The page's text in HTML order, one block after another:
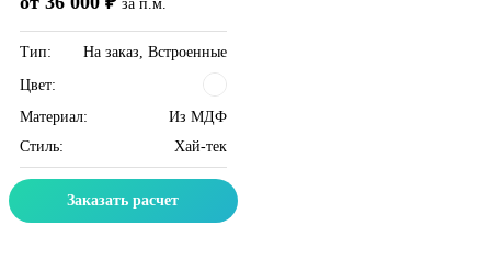
за п.м.
Тип:
На заказ, Встроенные
Цвет:
Материал:
Из МДФ
Стиль:
Хай-тек
Заказать расчет